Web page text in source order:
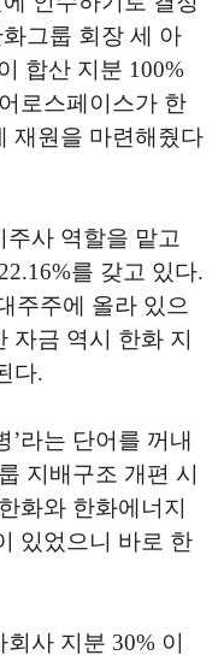
화그룹 회장 세 아
합산 지분 100%
로스페이스가 한
재원을 마련해줬다
사 역할을 맡고
를 갖고 있다.
주주에 올라 있으
자금 역시 한화 지
다.
’라는 단어를 꺼내
지배구조 개편 시
화와 한화에너지
있었으니 바로 한
사 지분 30% 이